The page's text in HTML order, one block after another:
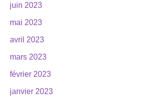
juin 2023
mai 2023
avril 2023
mars 2023
février 2023
janvier 2023